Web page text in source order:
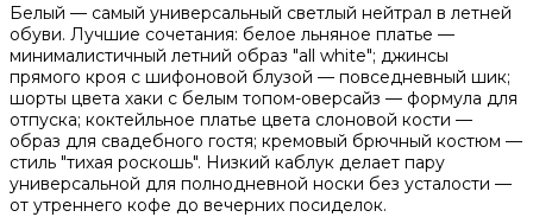
Белый — самый универсальный светлый нейтрал в летней
обуви. Лучшие сочетания: белое льняное платье —
минималистичный летний образ "all white"; джинсы
прямого кроя с шифоновой блузой — повседневный шик;
шорты цвета хаки с белым топом-оверсайз — формула для
отпуска; коктейльное платье цвета слоновой кости —
образ для свадебного гостя; кремовый брючный костюм —
стиль "тихая роскошь". Низкий каблук делает пару
универсальной для полнодневной носки без усталости —
от утреннего кофе до вечерних посиделок.